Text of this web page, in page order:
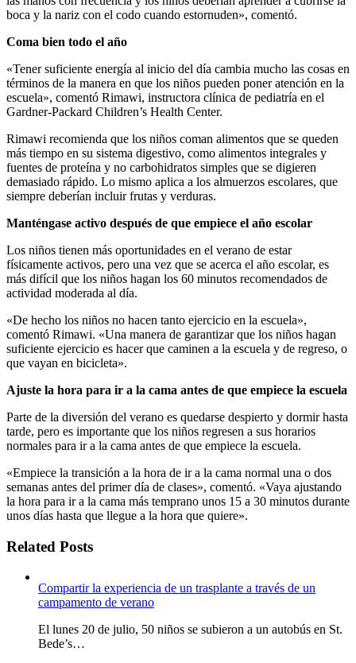
boca y la nariz con el codo cuando estornuden», comentó.
Coma bien todo el año
«Tener suficiente energía al inicio del día cambia mucho las cosas en
términos de la manera en que los niños pueden poner atención en la
escuela», comentó Rimawi, instructora clínica de pediatría en el
Gardner-Packard Children’s Health Center.
Rimawi recomienda que los niños coman alimentos que se queden
más tiempo en su sistema digestivo, como alimentos integrales y
fuentes de proteína y no carbohidratos simples que se digieren
demasiado rápido. Lo mismo aplica a los almuerzos escolares, que
siempre deberían incluir frutas y verduras.
Manténgase activo después de que empiece el año escolar
Los niños tienen más oportunidades en el verano de estar
físicamente activos, pero una vez que se acerca el año escolar, es
más difícil que los niños hagan los 60 minutos recomendados de
actividad moderada al día.
«De hecho los niños no hacen tanto ejercicio en la escuela»,
comentó Rimawi. «Una manera de garantizar que los niños hagan
suficiente ejercicio es hacer que caminen a la escuela y de regreso, o
que vayan en bicicleta».
Ajuste la hora para ir a la cama antes de que empiece la escuela
Parte de la diversión del verano es quedarse despierto y dormir hasta
tarde, pero es importante que los niños regresen a sus horarios
normales para ir a la cama antes de que empiece la escuela.
«Empiece la transición a la hora de ir a la cama normal una o dos
semanas antes del primer día de clases», comentó. «Vaya ajustando
la hora para ir a la cama más temprano unos 15 a 30 minutos durante
unos días hasta que llegue a la hora que quiere».
Related Posts
Compartir la experiencia de un trasplante a través de un
campamento de verano
El lunes 20 de julio, 50 niños se subieron a un autobús en St.
Bede’s…